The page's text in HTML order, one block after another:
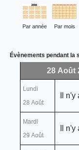
Par année Par mois
Évènements pendant la
28 Août
Lundi
28 Août
Il
Mardi
29 Août
Il